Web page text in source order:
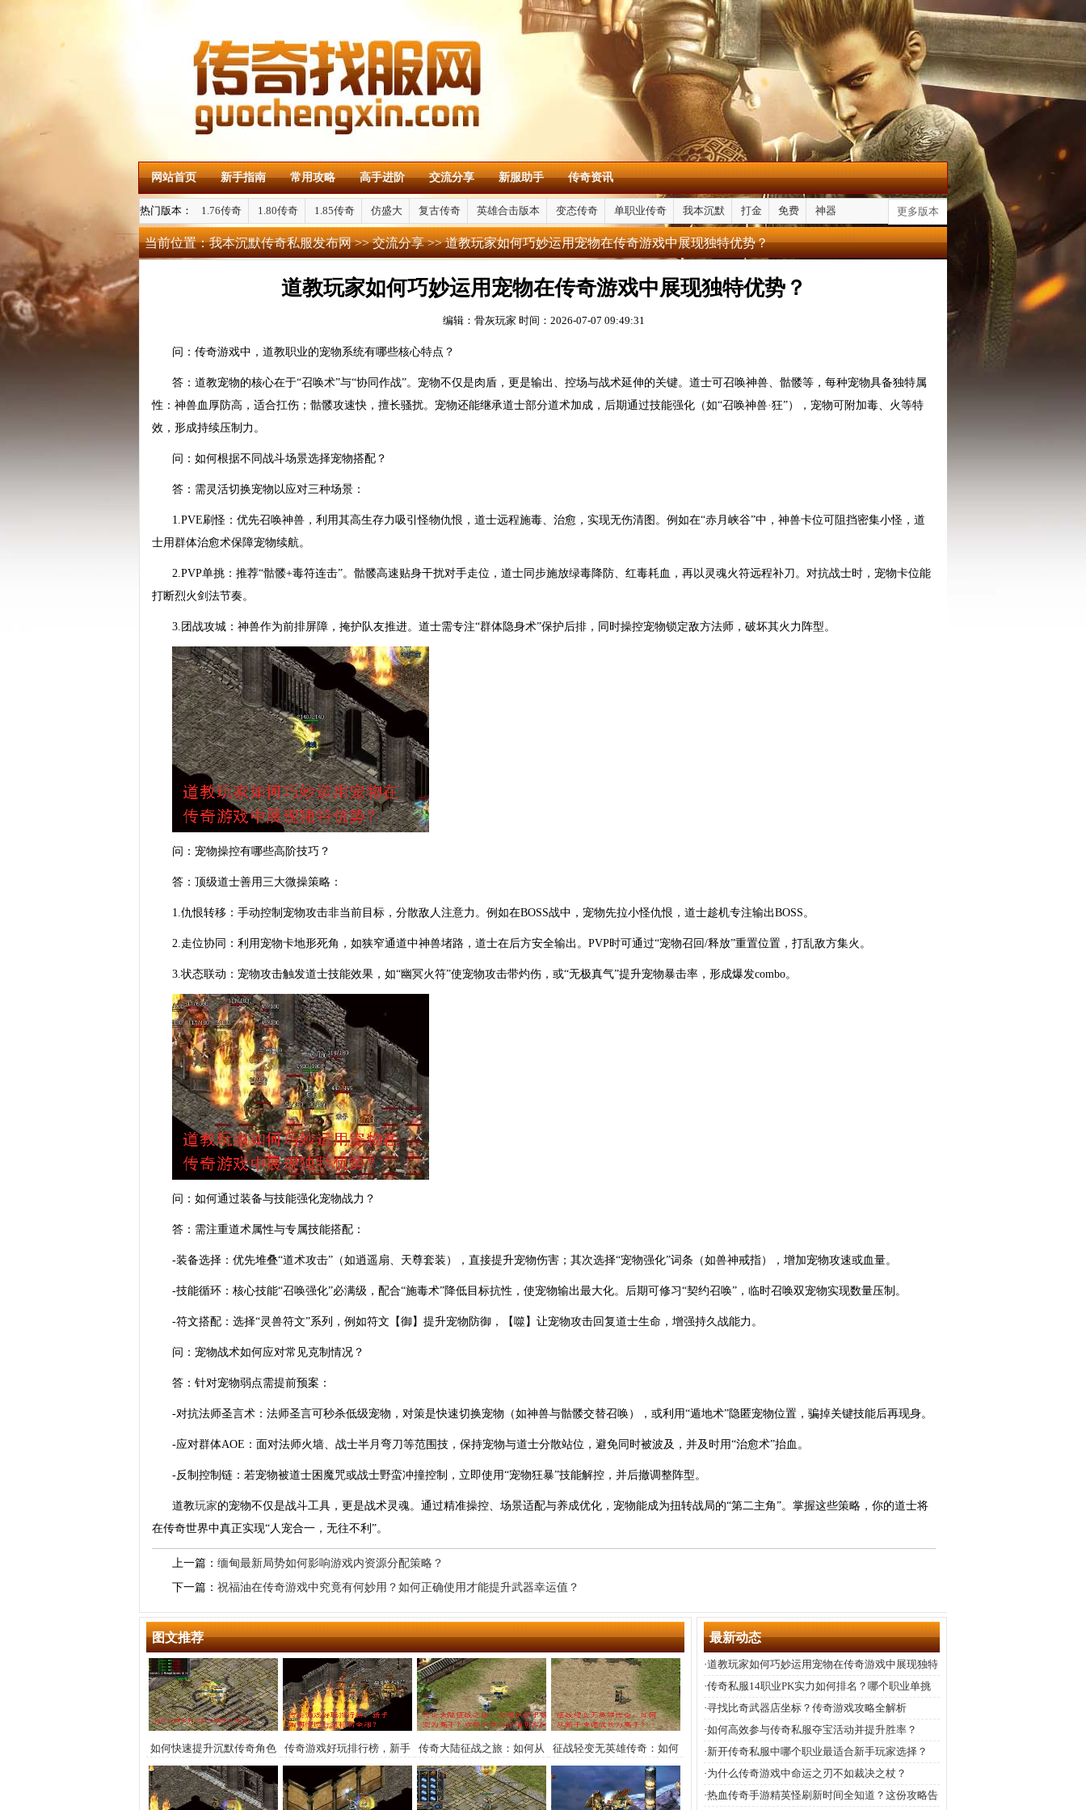
网站首页 新手指南 常用攻略 高手进阶 交流分享 新服助手 传奇资讯
热门版本： 1.76传奇 1.80传奇 1.85传奇 仿盛大 复古传奇 英雄合击版本 变态传奇 单职业传奇 我本沉默 打金 免费 神器 更多版本
当前位置：我本沉默传奇私服发布网>>交流分享>> 道教玩家如何巧妙运用宠物在传奇游戏中展现独特优势？
道教玩家如何巧妙运用宠物在传奇游戏中展现独特优势？
编辑：骨灰玩家 时间：2026-07-07 09:49:31
问：传奇游戏中，道教职业的宠物系统有哪些核心特点？
答：道教宠物的核心在于“召唤术”与“协同作战”。宠物不仅是肉盾，更是输出、控场与战术延伸的关键。道士可召唤神兽、骷髅等，每种宠物具备独特属
性：神兽血厚防高，适合扛伤；骷髅攻速快，擅长骚扰。宠物还能继承道士部分道术加成，后期通过技能强化（如“召唤神兽·狂”），宠物可附加毒、火等特
效，形成持续压制力。
问：如何根据不同战斗场景选择宠物搭配？
答：需灵活切换宠物以应对三种场景：
1.PVE刷怪：优先召唤神兽，利用其高生存力吸引怪物仇恨，道士远程施毒、治愈，实现无伤清图。例如在“赤月峡谷”中，神兽卡位可阻挡密集小怪，道
士用群体治愈术保障宠物续航。
2.PVP单挑：推荐“骷髅+毒符连击”。骷髅高速贴身干扰对手走位，道士同步施放绿毒降防、红毒耗血，再以灵魂火符远程补刀。对抗战士时，宠物卡位能
打断烈火剑法节奏。
3.团战攻城：神兽作为前排屏障，掩护队友推进。道士需专注“群体隐身术”保护后排，同时操控宠物锁定敌方法师，破坏其火力阵型。
问：宠物操控有哪些高阶技巧？
答：顶级道士善用三大微操策略：
1.仇恨转移：手动控制宠物攻击非当前目标，分散敌人注意力。例如在BOSS战中，宠物先拉小怪仇恨，道士趁机专注输出BOSS。
2.走位协同：利用宠物卡地形死角，如狭窄通道中神兽堵路，道士在后方安全输出。PVP时可通过“宠物召回/释放”重置位置，打乱敌方集火。
3.状态联动：宠物攻击触发道士技能效果，如“幽冥火符”使宠物攻击带灼伤，或“无极真气”提升宠物暴击率，形成爆发combo。
问：如何通过装备与技能强化宠物战力？
答：需注重道术属性与专属技能搭配：
-装备选择：优先堆叠“道术攻击”（如逍遥扇、天尊套装），直接提升宠物伤害；其次选择“宠物强化”词条（如兽神戒指），增加宠物攻速或血量。
-技能循环：核心技能“召唤强化”必满级，配合“施毒术”降低目标抗性，使宠物输出最大化。后期可修习“契约召唤”，临时召唤双宠物实现数量压制。
-符文搭配：选择“灵兽符文”系列，例如符文【御】提升宠物防御，【噬】让宠物攻击回复道士生命，增强持久战能力。
问：宠物战术如何应对常见克制情况？
答：针对宠物弱点需提前预案：
-对抗法师圣言术：法师圣言可秒杀低级宠物，对策是快速切换宠物（如神兽与骷髅交替召唤），或利用“遁地术”隐匿宠物位置，骗掉关键技能后再现身。
-应对群体AOE：面对法师火墙、战士半月弯刀等范围技，保持宠物与道士分散站位，避免同时被波及，并及时用“治愈术”抬血。
-反制控制链：若宠物被道士困魔咒或战士野蛮冲撞控制，立即使用“宠物狂暴”技能解控，并后撤调整阵型。
道教玩家的宠物不仅是战斗工具，更是战术灵魂。通过精准操控、场景适配与养成优化，宠物能成为扭转战局的“第二主角”。掌握这些策略，你的道士将
在传奇世界中真正实现“人宠合一，无往不利”。
上一篇： 缅甸最新局势如何影响游戏内资源分配策略？
下一篇： 祝福油在传奇游戏中究竟有何妙用？如何正确使用才能提升武器幸运值？
最新动态
·道教玩家如何巧妙运用宠物在传奇游戏中展现独特
优势？
·传奇私服14职业PK实力如何排名？哪个职业单挑
最强？
·寻找比奇武器店坐标？传奇游戏攻略全解析
·如何高效参与传奇私服夺宝活动并提升胜率？
·新开传奇私服中哪个职业最适合新手玩家选择？
·为什么传奇游戏中命运之刃不如裁决之杖？
·热血传奇手游精英怪刷新时间全知道？这份攻略告
图文推荐
如何快速提升沉默传奇角色
等级？
传奇游戏好玩排行榜，新手
如何快速升级称霸全服？
传奇大陆征战之旅：如何从
新手蜕变为高手？攻略大全
为你指明方向
征战轻变无英雄传奇：如何
从新手快速成长为高手？